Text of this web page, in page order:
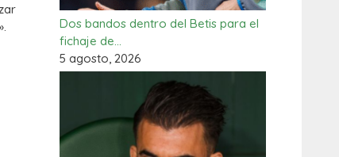
Dos bandos dentro del Betis para el
fichaje de…
5 agosto, 2026